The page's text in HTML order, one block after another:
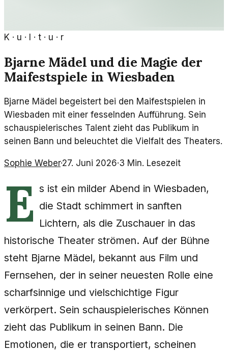
K · u · l · t · u · r
Bjarne Mädel und die Magie der
Maifestspiele in Wiesbaden
Bjarne Mädel begeistert bei den Maifestspielen in
Wiesbaden mit einer fesselnden Aufführung. Sein
schauspielerisches Talent zieht das Publikum in
seinen Bann und beleuchtet die Vielfalt des Theaters.
Sophie Weber·27. Juni 2026·3 Min. Lesezeit
E s ist ein milder Abend in Wiesbaden,
die Stadt schimmert in sanften
Lichtern, als die Zuschauer in das
historische Theater strömen. Auf der Bühne
steht Bjarne Mädel, bekannt aus Film und
Fernsehen, der in seiner neuesten Rolle eine
scharfsinnige und vielschichtige Figur
verkörpert. Sein schauspielerisches Können
zieht das Publikum in seinen Bann. Die
Emotionen, die er transportiert, scheinen